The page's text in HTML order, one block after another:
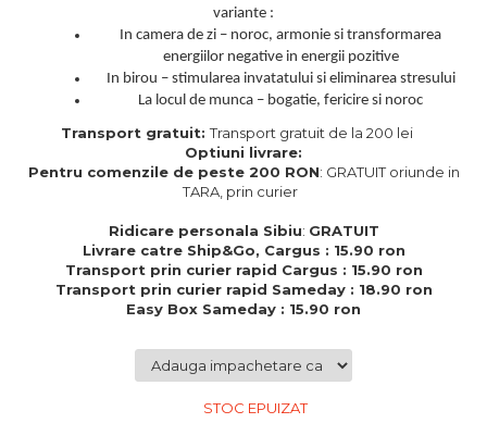
Camion din lemn
Aromaterapie
Papioane din lemn
Decoratiuni pentru casa
Genti si portofele barbati din
Cadouri de Paste
Produse personalizate pentru
nunti si botezuri
Cadouri personalizate pentru
variante :
In camera de zi – noroc, armonie si transformarea
energiilor negative in energii pozitive
In birou – stimularea invatatului si eliminarea stresului
La locul de munca – bogatie, fericire si noroc
Transport gratuit:Transport gratuit de la 200 lei
Optiuni livrare:
Pentru comenzile de peste 200 RON: GRATUIT oriunde in
TARA, prin curier
Ridicare personala Sibiu: GRATUIT
Livrare catre Ship&Go, Cargus : 15.90 ron
Transport prin curier rapid Cargus : 15.90 ron
Transport prin curier rapid Sameday : 18.90 ron
Easy Box Sameday : 15.90 ron
STOC EPUIZAT